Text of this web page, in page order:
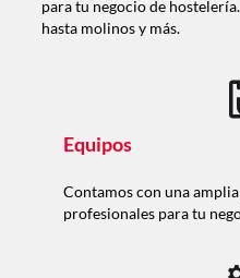
para tu negocio de
hasta molinos y más.
Equipos
Contamos con una
profesionales para tu